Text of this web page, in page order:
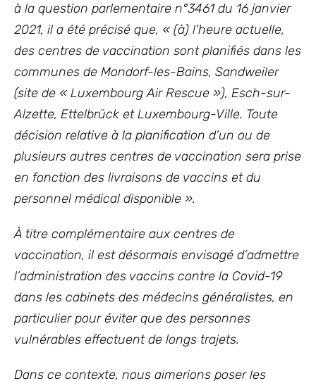
à la question parlementaire n°3461 du 16 janvier
2021, il a été précisé que, « (à) l’heure actuelle,
des centres de vaccination sont planifiés dans les
communes de Mondorf-les-Bains, Sandweiler
(site de « Luxembourg Air Rescue »), Esch-sur-
Alzette, Ettelbrück et Luxembourg-Ville. Toute
décision relative à la planification d’un ou de
plusieurs autres centres de vaccination sera prise
en fonction des livraisons de vaccins et du
personnel médical disponible ».
À titre complémentaire aux centres de
vaccination, il est désormais envisagé d’admettre
l’administration des vaccins contre la Covid-19
dans les cabinets des médecins généralistes, en
particulier pour éviter que des personnes
vulnérables effectuent de longs trajets.
Dans ce contexte, nous aimerions poser les